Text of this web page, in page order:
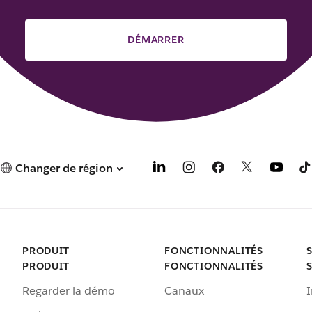
DÉMARRER
Changer de région
PRODUIT
PRODUIT
Regarder la démo
FONCTIONNALITÉS
FONCTIONNALITÉS
Canaux